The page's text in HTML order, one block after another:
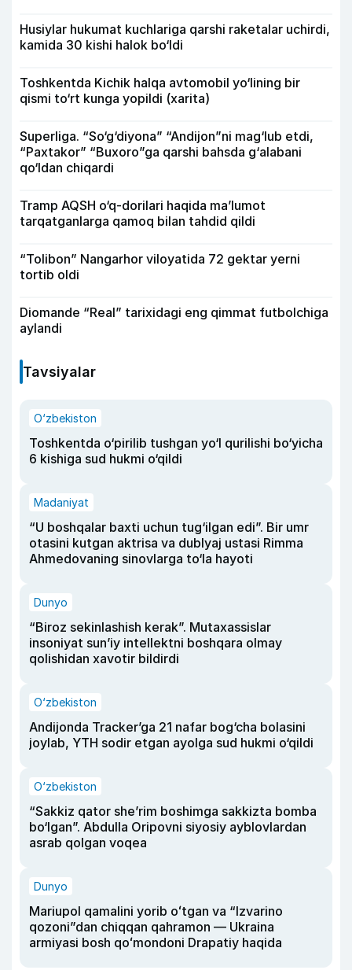
Husiylar hukumat kuchlariga qarshi raketalar uchirdi,
kamida 30 kishi halok bo‘ldi
Toshkentda Kichik halqa avtomobil yo‘lining bir
qismi to‘rt kunga yopildi (xarita)
Superliga. “So‘g‘diyona” “Andijon”ni mag‘lub etdi,
“Paxtakor” “Buxoro”ga qarshi bahsda g‘alabani
qo‘ldan chiqardi
Tramp AQSH o‘q-dorilari haqida ma’lumot
tarqatganlarga qamoq bilan tahdid qildi
“Tolibon” Nangarhor viloyatida 72 gektar yerni
tortib oldi
Diomande “Real” tarixidagi eng qimmat futbolchiga
aylandi
Tavsiyalar
O‘zbekiston
Toshkentda o‘pirilib tushgan yo‘l qurilishi bo‘yicha
6 kishiga sud hukmi o‘qildi
Madaniyat
“U boshqalar baxti uchun tug‘ilgan edi”. Bir umr
otasini kutgan aktrisa va dublyaj ustasi Rimma
Ahmedovaning sinovlarga to‘la hayoti
Dunyo
“Biroz sekinlashish kerak”. Mutaxassislar
insoniyat sun’iy intellektni boshqara olmay
qolishidan xavotir bildirdi
O‘zbekiston
Andijonda Tracker’ga 21 nafar bog‘cha bolasini
joylab, YTH sodir etgan ayolga sud hukmi o‘qildi
O‘zbekiston
“Sakkiz qator she’rim boshimga sakkizta bomba
bo‘lgan”. Abdulla Oripovni siyosiy ayblovlardan
asrab qolgan voqea
Dunyo
Mariupol qamalini yorib oʻtgan va “Izvarino
qozoni”dan chiqqan qahramon — Ukraina
armiyasi bosh qoʻmondoni Drapatiy haqida